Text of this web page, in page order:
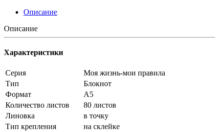
Описание
Описание
Характеристики
Серия
Моя жизнь-мои правила
Тип
Блокнот
Формат
А5
Количество листов
80 листов
Линовка
в точку
Тип крепления
на склейке